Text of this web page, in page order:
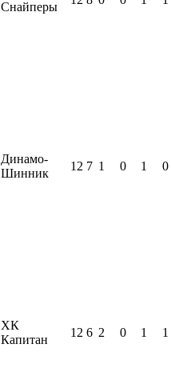
Снайперы
Динамо-
Шинник
12 7 1 0 1 0
ХК
Капитан
12 6 2 0 1 1